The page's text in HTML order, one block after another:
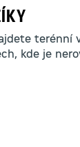
terénní
kde je